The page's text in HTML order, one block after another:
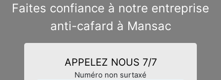
Faites confiance à notre entreprise
anti-cafard à Mansac
APPELEZ NOUS 7/7
Numéro non surtaxé